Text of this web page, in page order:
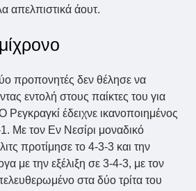
απελπιστικά άουτ.
προπονητές δεν θέλησε να
εντολή στους παίκτες του για
Ρεγκραγκί έδειχνε ικανοποιημένος
Με τον Εν Νεσίρι μοναδικό
προτίμησε το 4-3-3 και την
με την εξέλιξη σε 3-4-3, με τον
στα δύο τρίτα του